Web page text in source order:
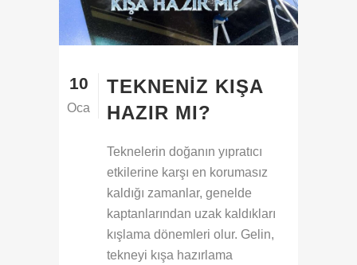
10
Oca
TEKNENIZ KIŞA
HAZIR MI?
Teknelerin doğanın yıpratıcı
etkilerine karşı en korumasız
kaldığı zamanlar, genelde
kaptanlarından uzak kaldıkları
kışlama dönemleri olur. Gelin,
tekneyi kışa hazırlama